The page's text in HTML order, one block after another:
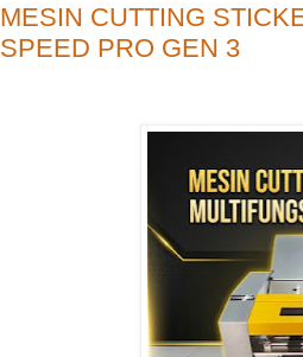
MESIN CUTTING
SPEED PRO GEN 3